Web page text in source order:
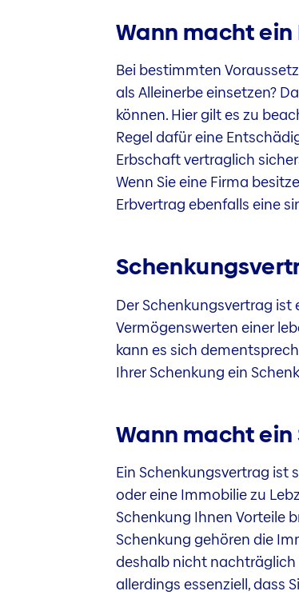
Wann macht ein
Bei bestimmten
als Alleinerbe einsetzen?
können. Hier gilt es zu
Regel dafür eine
Erbschaft vertraglich
Wenn Sie eine Firma
Erbvertrag ebenfalls eine
Der Schenkungsvertrag ist
Vermögenswerten einer
kann es sich
Ihrer Schenkung ein
Wann macht
Ein Schenkungsvertrag ist
oder eine Immobilie zu
Schenkung Ihnen Vorteile
Schenkung gehören die
deshalb nicht nachträglich
allerdings essenziell, dass